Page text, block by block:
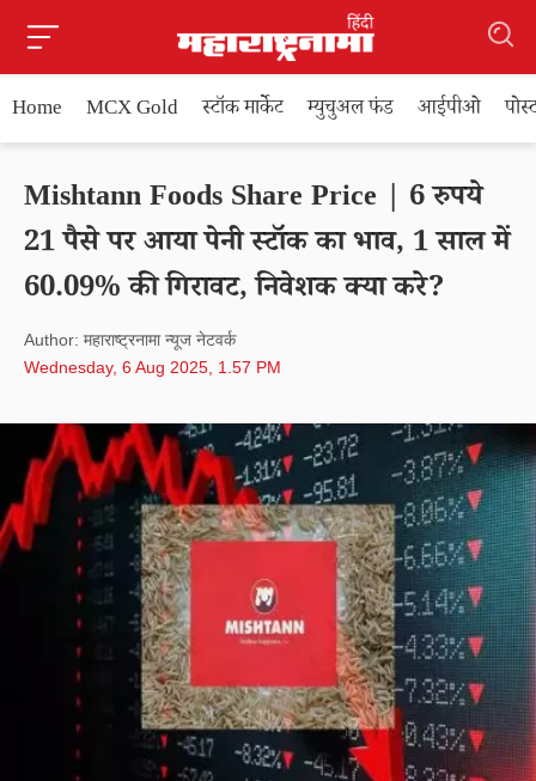
Home MCX Gold स्टॉक मार्केट म्युचुअल फंड आईपीओ
Mishtann Foods Share Price | 6 रुपये
21 पैसे पर आया पेनी स्टॉक का भाव, 1 साल में
60.09% की गिरावट, निवेशक क्या करे?
Author: महाराष्ट्रनामा न्यूज नेटवर्क
Wednesday, 6 Aug 2025, 1.57 PM